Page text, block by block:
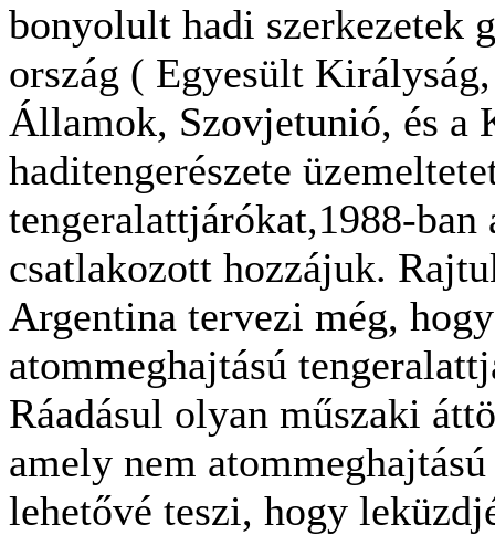
bonyolult hadi szerkezetek
ország ( Egyesült
Államok, Szovjetunió, és a
haditengerészete
tengeralattjárókat,1988-ban
csatlakozott hozzájuk.
Argentina tervezi még,
atommeghajtású
Ráadásul olyan műszaki
amely nem
lehetővé teszi, hogy